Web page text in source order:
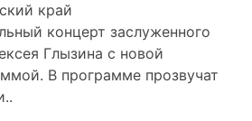
край
концерт заслуженного
Глызина с новой
В программе прозвучат